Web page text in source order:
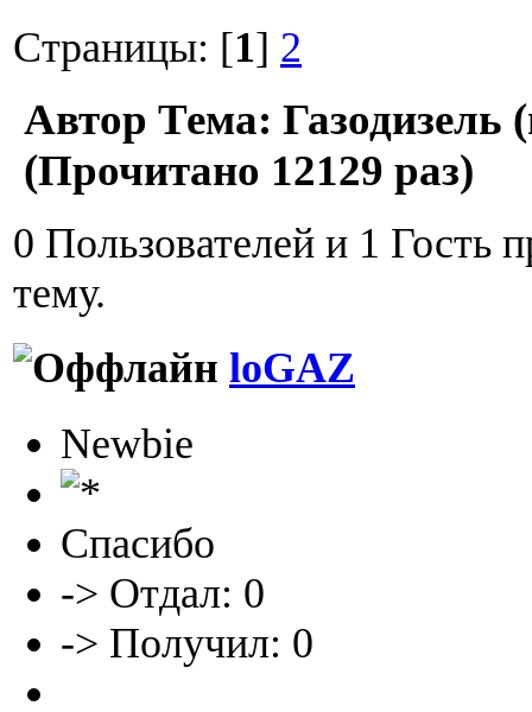
Страницы: [1] 2
Автор Тема: Газодизель
(Прочитано 12129 раз)
0 Пользователей и 1 Гость
тему.
loGAZ
Newbie
Спасибо
-> Отдал: 0
-> Получил: 0